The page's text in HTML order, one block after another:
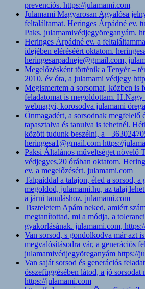
prevenciós. https://julamami.com
Julamami Magyarosan Agyalósa
feltaláltamat. Heringes Árpádné ev.
Paks. julamamivédjegyöreganyám.
Heringes Árpádné ev. a
idejében eléréséért oktatom.
heringesarpadneje@gmail.com,
Megelőzésként történik a Tenyér –
2010. év óta, a julamami védjegy
Megismertem a sorsomat, közben is
feladatomat is megoldottam.
webnagyi, korosodva julamami
Önmagadért, a sorsodnak megfelelő
tapasztalva és tanulva is tehetnél.
között tudunk beszélni, a
heringesa1@gmail.com https://
Paksi Általános műveltséget növelő
védjegyes,20 órában oktatom.
ev. a megelőzésért. julamami.com
Talpaiddal a talajon, éled a sorsod, a
megoldod, julamami.hu, az talaj
a járni tanuláshoz. julamami.com
Tiszteletem Apám neked, amiért
megtanítottad, mi a módja, a
gyakorlásának. julamami.com,
Van sorsod, s gondolkodva már azt
megvalósításodra vár, a generációs
julamamivédjegyöreganyám https://
Van saját sorsod és generációs
összefüggésében látod, a jó sorsodat
https://julamami.com